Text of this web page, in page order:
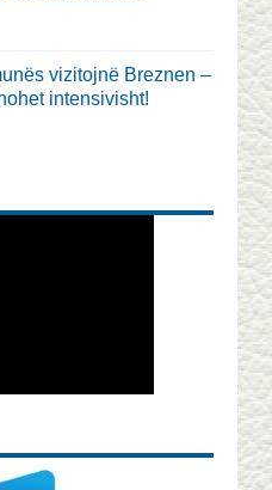
vizitojnë Breznen –
intensivisht!